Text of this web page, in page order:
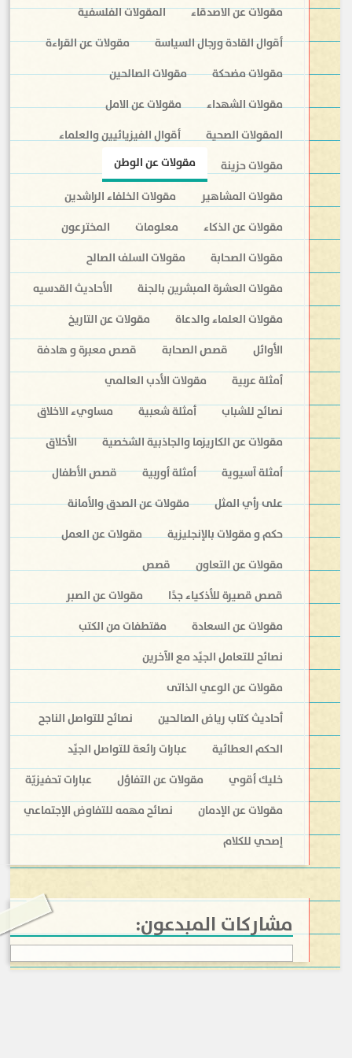
مقولات عن الاصدقاء
المقولات الفلسفية
أقوال القادة ورجال السياسة
مقولات عن القراءة
مقولات مضحكة
مقولات الصالحين
مقولات الشهداء
مقولات عن الامل
المقولات الصحية
أقوال الفيزيائيين والعلماء
مقولات حزينة
مقولات عن الوطن
مقولات المشاهير
مقولات الخلفاء الراشدين
مقولات عن الذكاء
معلومات
المخترعون
مقولات الصحابة
مقولات السلف الصالح
مقولات العشرة المبشرين بالجنة
الأحاديث القدسيه
مقولات العلماء والدعاة
مقولات عن التاريخ
الأوائل
قصص الصحابة
قصص معبرة و هادفة
أمثلة عربية
مقولات الأدب العالمي
نصائح للشباب
أمثلة شعبية
مساويء الاخلاق
مقولات عن الكاريزما والجاذبية الشخصية
الأخلاق
أمثلة آسيوية
أمثلة أوربية
قصص الأطفال
على رأي المثل
مقولات عن الصدق والأمانة
حكم و مقولات بالإنجليزية
مقولات عن العمل
مقولات عن التعاون
قصص
قصص قصيرة للأذكياء جدًا
مقولات عن الصبر
مقولات عن السعادة
مقتطفات من الكتب
نصائح للتعامل الجيِّد مع الآخرين
مقولات عن الوعي الذاتى
أحاديث كتاب رياض الصالحين
نصائح للتواصل الناجح
الحكم العطائية
عبارات رائعة للتواصل الجيِّد
خليك أقوي
مقولات عن التفاؤل
عبارات تحفيزيّة
مقولات عن الإدمان
نصائح مهمه للتفاوض الإجتماعي
إصحي للكلام
مشاركات المبدعون: